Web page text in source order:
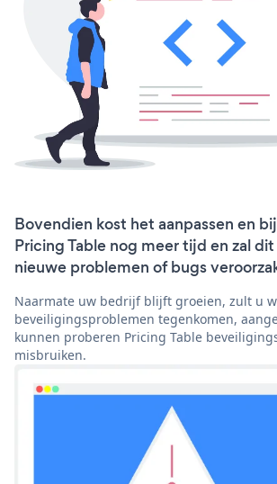
Bovendien kost het aanpassen en
Pricing Table nog meer tijd en zal
nieuwe problemen of bugs
Naarmate uw bedrijf blijft groeien, zult u
beveiligingsproblemen tegenkomen,
kunnen proberen Pricing Table
misbruiken.